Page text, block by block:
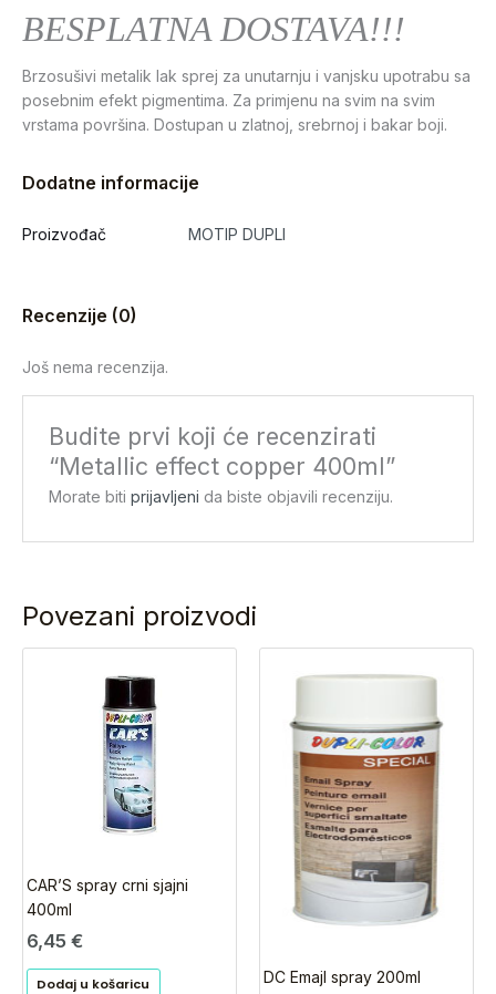
BESPLATNA DOSTAVA!!!
Brzosušivi metalik lak sprej za unutarnju i vanjsku upotrabu sa
posebnim efekt pigmentima. Za primjenu na svim na svim
vrstama površina. Dostupan u zlatnoj, srebrnoj i bakar boji.
Dodatne informacije
Proizvođač MOTIP DUPLI
Recenzije (0)
Još nema recenzija.
Budite prvi koji će recenzirati
“Metallic effect copper 400ml”
Morate bitiprijavljeni da biste objavili recenziju.
Povezani proizvodi
CAR’S spray crni sjajni
400ml
6,45 €
Dodaj u košaricu DC Emajl spray 200ml